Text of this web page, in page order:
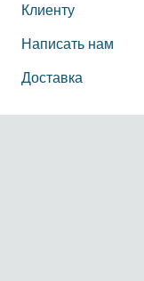
Клиенту
Написать нам
Доставка